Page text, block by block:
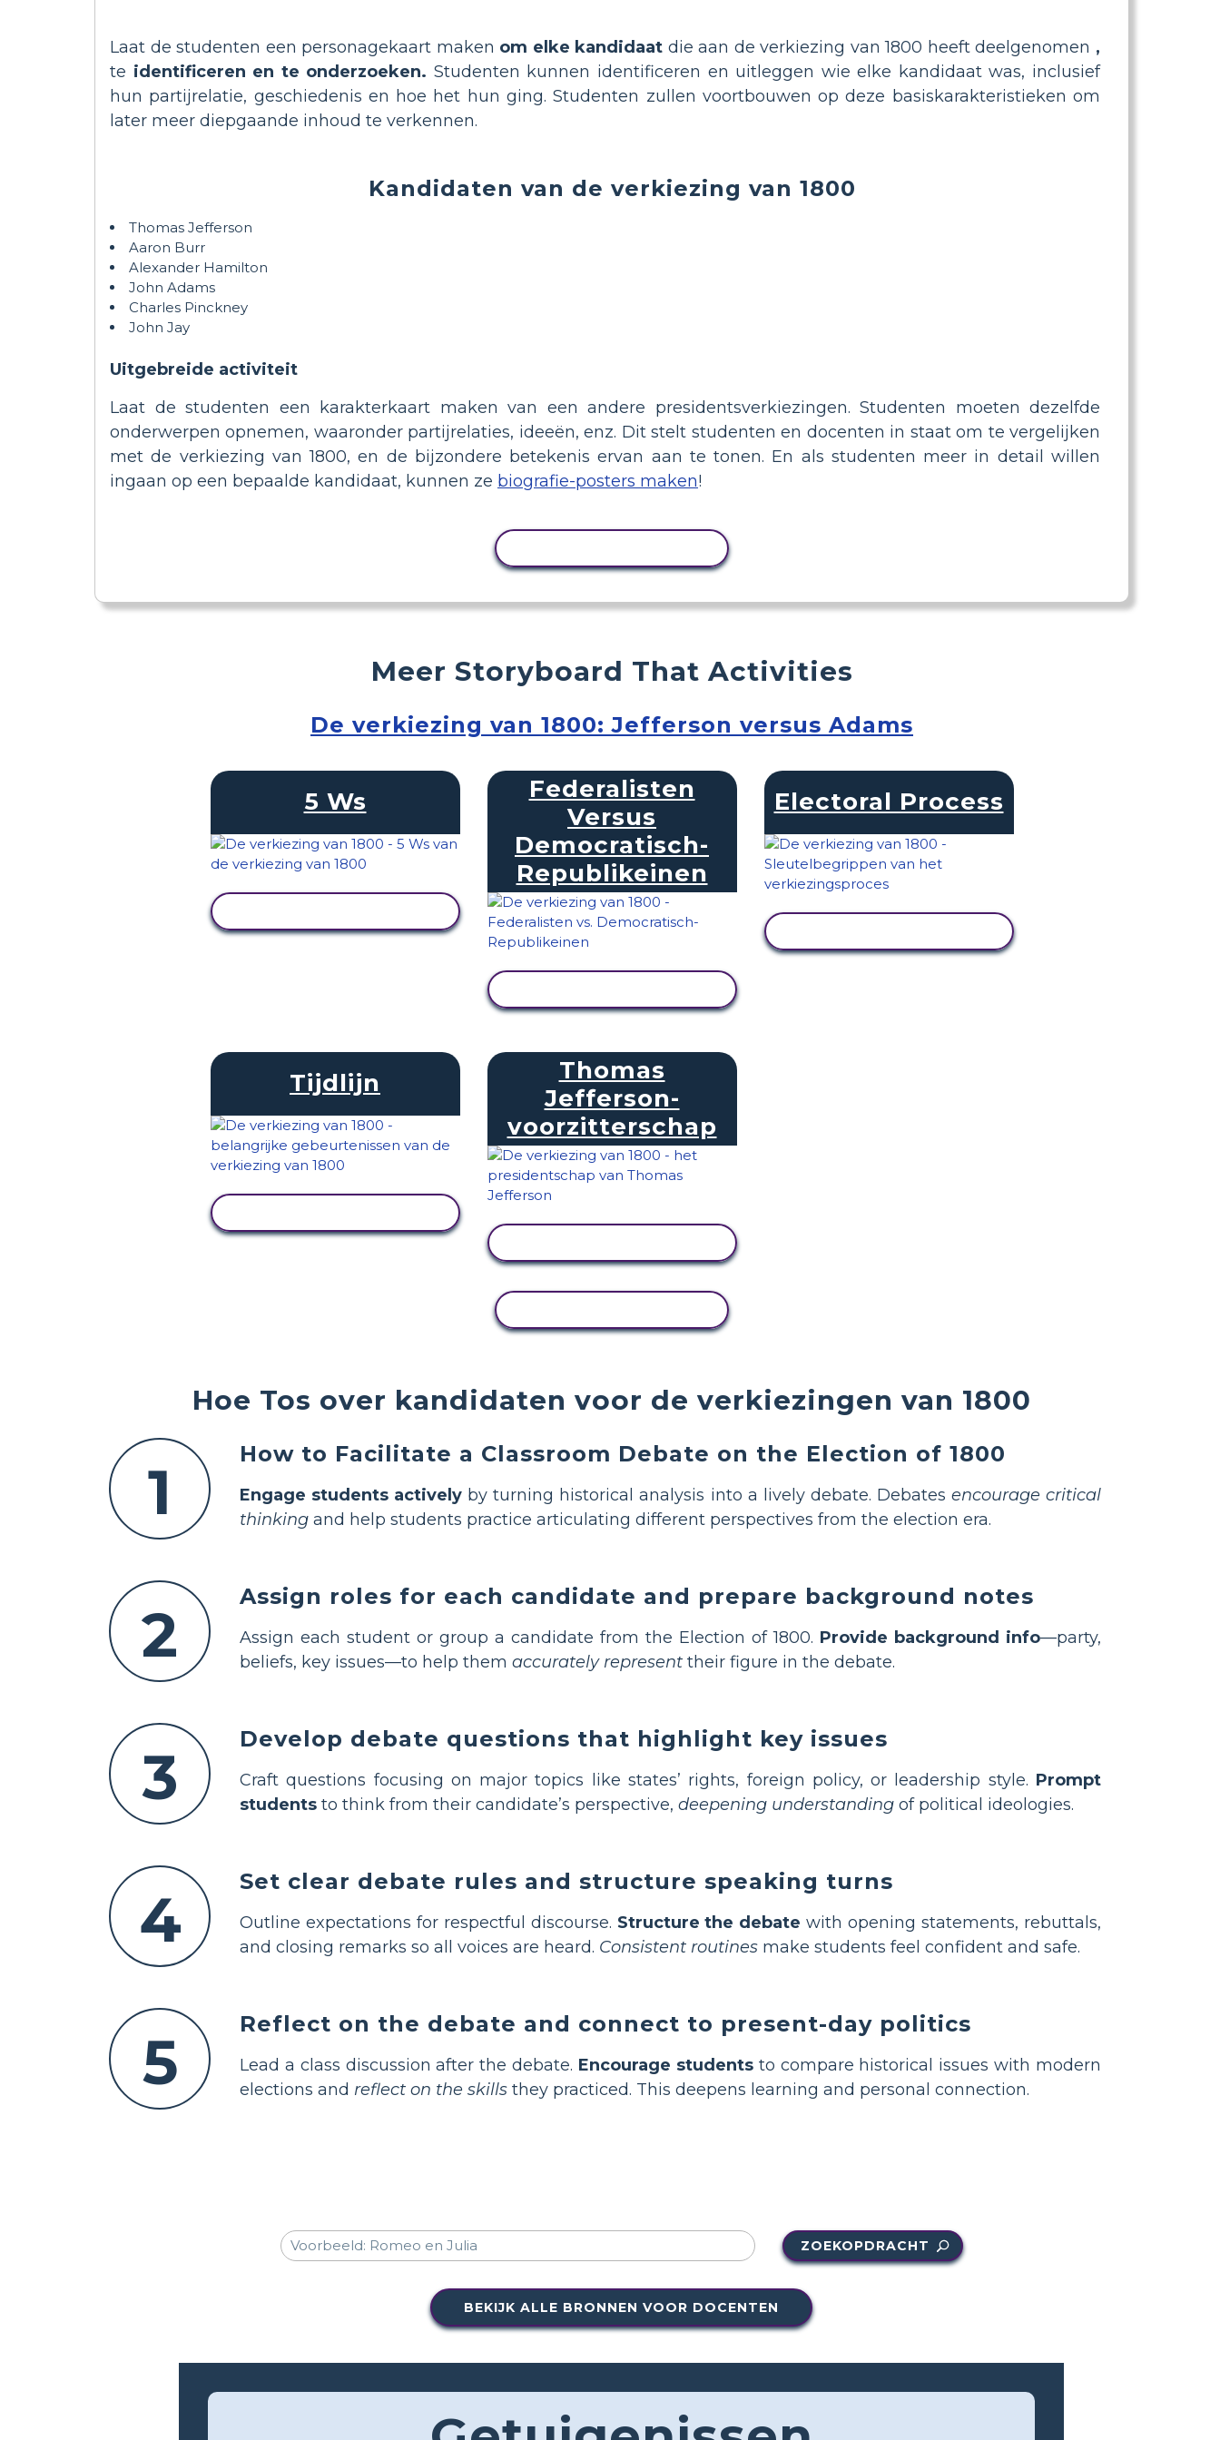
Laat de studenten een personagekaart maken om elke kandidaat die aan de verkiezing van 1800 heeft deelgenomen ,
te identificeren en te onderzoeken. Studenten kunnen identificeren en uitleggen wie elke kandidaat was, inclusief
hun partijrelatie, geschiedenis en hoe het hun ging. Studenten zullen voortbouwen op deze basiskarakteristieken om
later meer diepgaande inhoud te verkennen.
Kandidaten van de verkiezing van 1800
Thomas Jefferson
Aaron Burr
Alexander Hamilton
John Adams
Charles Pinckney
John Jay
Uitgebreide activiteit
Laat de studenten een karakterkaart maken van een andere presidentsverkiezingen. Studenten moeten dezelfde
onderwerpen opnemen, waaronder partijrelaties, ideeën, enz. Dit stelt studenten en docenten in staat om te vergelijken
met de verkiezing van 1800, en de bijzondere betekenis ervan aan te tonen. En als studenten meer in detail willen
ingaan op een bepaalde kandidaat, kunnen ze biografie-posters maken!
Hoe Tos over kandidaten voor de verkiezingen van 1800
1
How to Facilitate a Classroom Debate on the Election of 1800
Engage students actively by turning historical analysis into a lively debate. Debates encourage critical
thinking and help students practice articulating different perspectives from the election era.
2
Assign roles for each candidate and prepare background notes
Assign each student or group a candidate from the Election of 1800. Provide background info—party,
beliefs, key issues—to help them accurately represent their figure in the debate.
3
Develop debate questions that highlight key issues
Craft questions focusing on major topics like states’ rights, foreign policy, or leadership style. Prompt
students to think from their candidate’s perspective, deepening understanding of political ideologies.
4
Set clear debate rules and structure speaking turns
Outline expectations for respectful discourse. Structure the debate with opening statements, rebuttals,
and closing remarks so all voices are heard. Consistent routines make students feel confident and safe.
5
Reflect on the debate and connect to present-day politics
Lead a class discussion after the debate. Encourage studentsto compare historical issues with modern
elections and reflect on the skills they practiced. This deepens learning and personal connection.
Meer Storyboard That Activities
De verkiezing van 1800: Jefferson versus Adams
5 Ws
Federalisten
Versus
Democratisch-
Republikeinen
Electoral Process
Tijdlijn
Thomas
Jefferson-
voorzitterschap
ZOEKOPDRACHT
BEKIJK ALLE BRONNEN VOOR DOCENTEN